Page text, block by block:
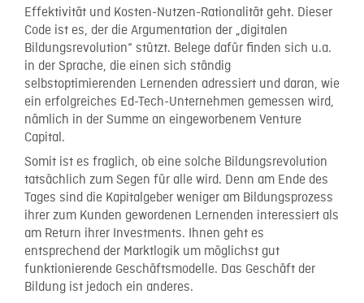
Effektivität und Kosten-Nutzen-Rationalität geht. Dieser
Code ist es, der die Argumentation der „digitalen
Bildungsrevolution“ stützt. Belege dafür finden sich u.a.
in der Sprache, die einen sich ständig
selbstoptimierenden Lernenden adressiert und daran, wie
ein erfolgreiches Ed-Tech-Unternehmen gemessen wird,
nämlich in der Summe an eingeworbenem Venture
Capital.
Somit ist es fraglich, ob eine solche Bildungsrevolution
tatsächlich zum Segen für alle wird. Denn am Ende des
Tages sind die Kapitalgeber weniger am Bildungsprozess
ihrer zum Kunden gewordenen Lernenden interessiert als
am Return ihrer Investments. Ihnen geht es
entsprechend der Marktlogik um möglichst gut
funktionierende Geschäftsmodelle. Das Geschäft der
Bildung ist jedoch ein anderes.